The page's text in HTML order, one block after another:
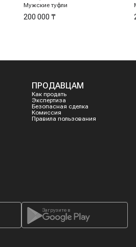
Мужские туфли
200 000 ₸
ПРОДАВЦАМ
Как продать
Экспертиза
Безопасная сделка
Комиссия
Правила пользования
Загрузите в